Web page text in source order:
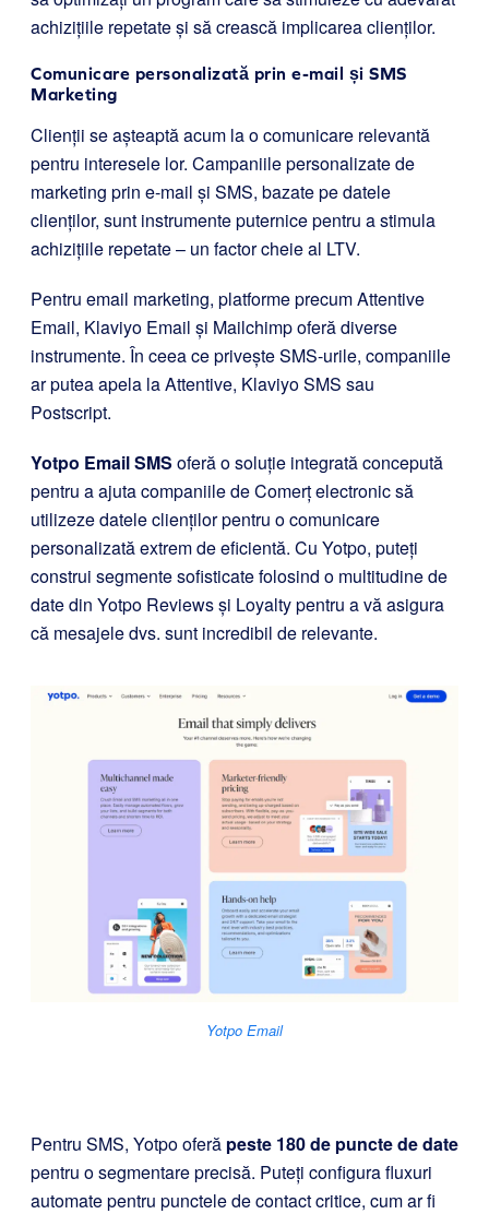
achizițiile repetate și să crească implicarea clienților.
Comunicare personalizată prin e-mail și SMS
Marketing
Clienții se așteaptă acum la o comunicare relevantă
pentru interesele lor. Campaniile personalizate de
marketing prin e-mail și SMS, bazate pe datele
clienților, sunt instrumente puternice pentru a stimula
achizițiile repetate – un factor cheie al LTV.
Pentru email marketing, platforme precum Attentive
Email, Klaviyo Email și Mailchimp oferă diverse
instrumente. În ceea ce privește SMS-urile, companiile
ar putea apela la Attentive, Klaviyo SMS sau
Postscript.
Yotpo EmailSMS oferă o soluție integrată concepută
pentru a ajuta companiile de Comerț electronic să
utilizeze datele clienților pentru o comunicare
personalizată extrem de eficientă. Cu Yotpo, puteți
construi segmente sofisticate folosind o multitudine de
date din Yotpo Reviews și Loyalty pentru a vă asigura
că mesajele dvs. sunt incredibil de relevante.
Yotpo Email
Pentru SMS, Yotpo oferă peste 180 de puncte de date
pentru o segmentare precisă. Puteți configura fluxuri
automate pentru punctele de contact critice, cum ar fi